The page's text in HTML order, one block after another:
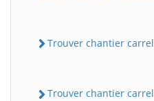
Trouver chantier
Trouver chantier